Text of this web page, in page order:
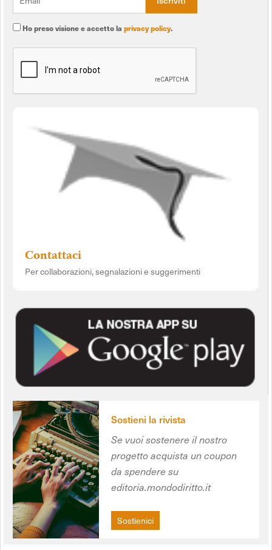
Ho preso visione e accetto la privacy policy.
Contattaci
Per collaborazioni, segnalazioni e suggerimenti
Sostieni la rivista
Se vuoi sostenere il nostro
progetto acquista un coupon
da spendere su
editoria.mondodiritto.it
Sostienici